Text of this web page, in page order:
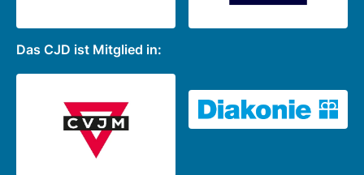
Das CJD ist Mitglied in: